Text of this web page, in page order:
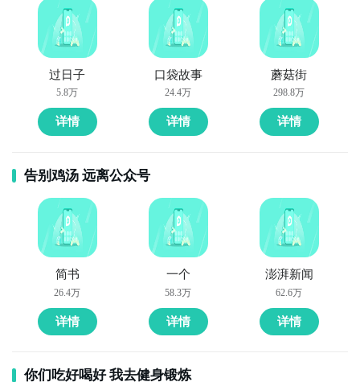
过日子
5.8万
详情
口袋故事
24.4万
详情
蘑菇街
298.8万
详情
告别鸡汤 远离公众号
简书
26.4万
详情
一个
58.3万
详情
澎湃新闻
62.6万
详情
你们吃好喝好 我去健身锻炼